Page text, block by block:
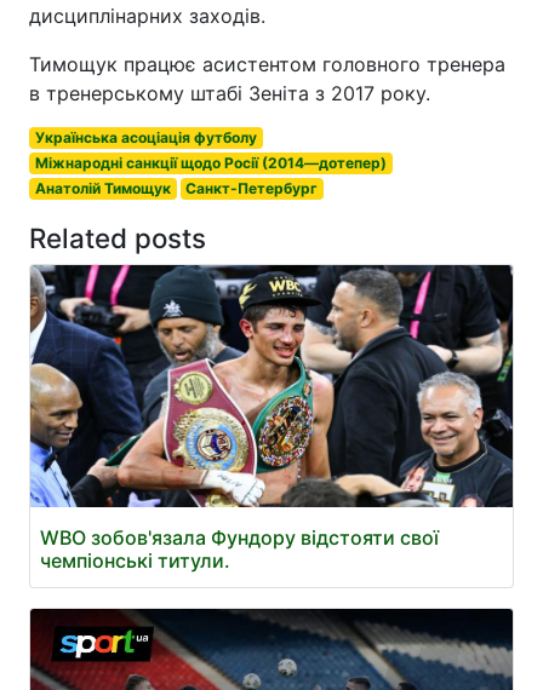
дисциплінарних заходів.
Тимощук працює асистентом головного тренера
в тренерському штабі Зеніта з 2017 року.
Українська асоціація футболу
Міжнародні санкції щодо Росії (2014—дотепер)
Анатолій Тимощук
Санкт-Петербург
Related posts
WBO зобов'язала Фундору відстояти свої
чемпіонські титули.